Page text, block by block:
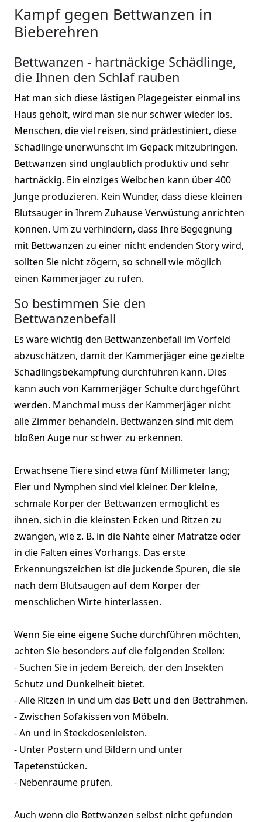
Kampf gegen Bettwanzen in
Bieberehren
Bettwanzen - hartnäckige Schädlinge,
die Ihnen den Schlaf rauben
Hat man sich diese lästigen Plagegeister einmal ins
Haus geholt, wird man sie nur schwer wieder los.
Menschen, die viel reisen, sind prädestiniert, diese
Schädlinge unerwünscht im Gepäck mitzubringen.
Bettwanzen sind unglaublich produktiv und sehr
hartnäckig. Ein einziges Weibchen kann über 400
Junge produzieren. Kein Wunder, dass diese kleinen
Blutsauger in Ihrem Zuhause Verwüstung anrichten
können. Um zu verhindern, dass Ihre Begegnung
mit Bettwanzen zu einer nicht endenden Story wird,
sollten Sie nicht zögern, so schnell wie möglich
einen Kammerjäger zu rufen.
So bestimmen Sie den
Bettwanzenbefall
Es wäre wichtig den Bettwanzenbefall im Vorfeld
abzuschätzen, damit der Kammerjäger eine gezielte
Schädlingsbekämpfung durchführen kann. Dies
kann auch von Kammerjäger Schulte durchgeführt
werden. Manchmal muss der Kammerjäger nicht
alle Zimmer behandeln. Bettwanzen sind mit dem
bloßen Auge nur schwer zu erkennen.
Erwachsene Tiere sind etwa fünf Millimeter lang;
Eier und Nymphen sind viel kleiner. Der kleine,
schmale Körper der Bettwanzen ermöglicht es
ihnen, sich in die kleinsten Ecken und Ritzen zu
zwängen, wie z. B. in die Nähte einer Matratze oder
in die Falten eines Vorhangs. Das erste
Erkennungszeichen ist die juckende Spuren, die sie
nach dem Blutsaugen auf dem Körper der
menschlichen Wirte hinterlassen.
Wenn Sie eine eigene Suche durchführen möchten,
achten Sie besonders auf die folgenden Stellen:
- Suchen Sie in jedem Bereich, der den Insekten
Schutz und Dunkelheit bietet.
- Alle Ritzen in und um das Bett und den Bettrahmen.
- Zwischen Sofakissen von Möbeln.
- An und in Steckdosenleisten.
- Unter Postern und Bildern und unter
Tapetenstücken.
- Nebenräume prüfen.
Auch wenn die Bettwanzen selbst nicht gefunden